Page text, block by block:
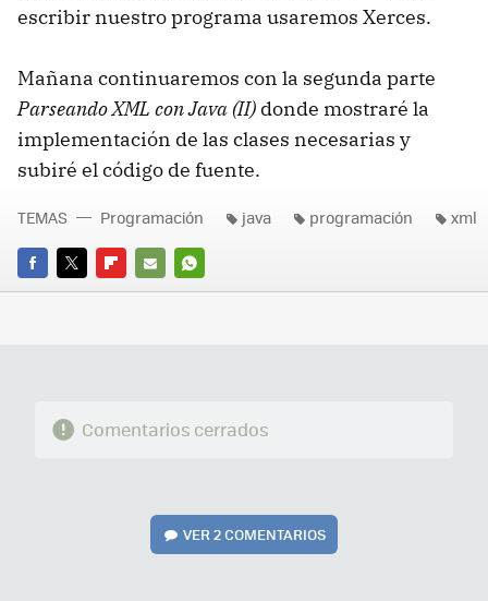
escribir nuestro programa usaremos Xerces.
Mañana continuaremos con la segunda parte
Parseando XML con Java (II) donde mostraré la
implementación de las clases necesarias y
subiré el código de fuente.
FACEBOOK
TWITTERFLIPBOARD
E-
WHATSAPP
TEMAS Programación java programación xml
Comentarios cerrados
VER2 COMENTARIOS